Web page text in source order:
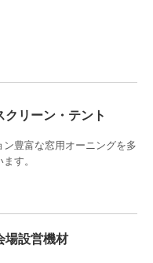
クリーン・テント
ン豊富な窓用オーニングを多
す。
場設営機材